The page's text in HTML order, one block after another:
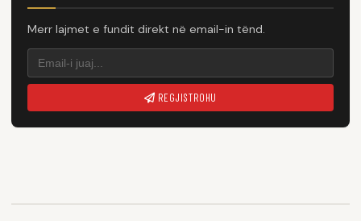
Merr lajmet e fundit direkt në email-in tënd.
REGJISTROHU